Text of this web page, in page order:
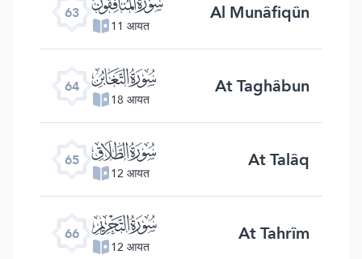
63
11 आयत Al Munâfiqûn
64 ﯭ
18 आयत At Taghâbun
65 ﯮ
12 आयत At Talâq
66 ﯯ
12 आयत At Tahrîm